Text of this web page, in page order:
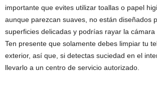
importante que evites utilizar toallas o papel
aunque parezcan suaves, no están diseñados
superficies delicadas y podrías rayar la cámara
Ten presente que solamente debes limpiar tu
exterior, así que, si detectas suciedad en el
llevarlo a un centro de servicio autorizado.